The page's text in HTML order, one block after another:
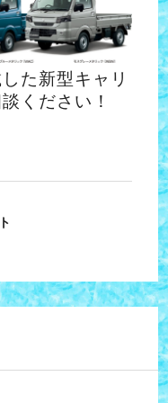
た新型キャリ
ください！